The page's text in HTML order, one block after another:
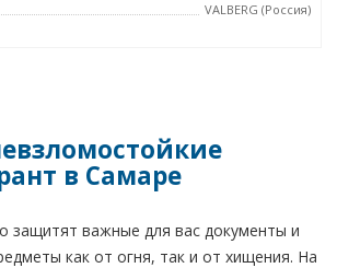
VALBERG (Россия)
в Самаре
защитят важные для вас документы и
как от огня, так и от хищения. На